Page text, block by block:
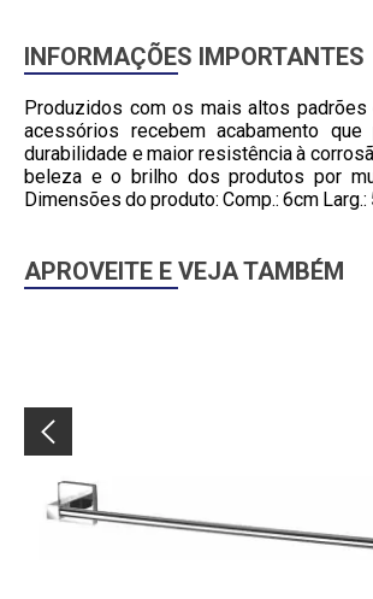
INFORMAÇÕES IMPORTANTES
Produzidos com os mais altos padrões
acessórios recebem acabamento que
durabilidade e maior resistência à
beleza e o brilho dos produtos por
Dimensões do produto: Comp.: 6cm Larg.:
APROVEITE E VEJA TAMBÉM